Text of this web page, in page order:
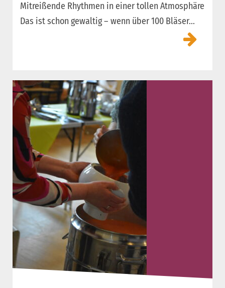
Mitreißende Rhythmen in einer tollen Atmosphäre
Das ist schon gewaltig – wenn über 100 Bläser...